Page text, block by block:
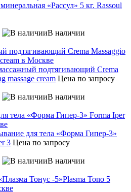
«Рассул» 5 кг. Rassoul
В наличии
подтягивающий Crema
massage cream Цена по запросу
В наличии
для тела «Форма Гипер-3»
3 Цена по запросу
В наличии